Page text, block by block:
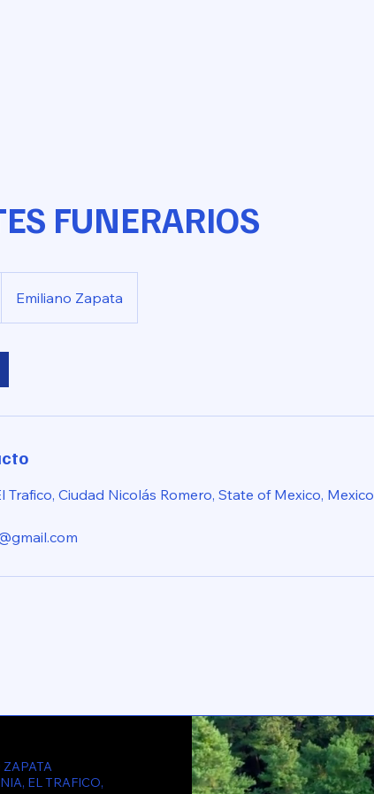
FUNERARIOS
Emiliano Zapata
Trafico, Ciudad Nicolás Romero, State of Mexico, Mexico
EL TRAFICO,